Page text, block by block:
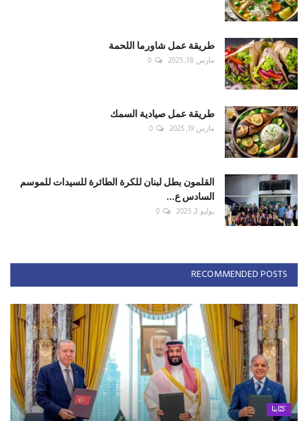
طريقة عمل شاورما اللحمة
مارس 18, 2025 0
طريقة عمل صيادية السمك
مارس 19, 2025 0
القلمون بطل لبنان للكرة الطائرة للسيدات للموسم
السادس ع...
يوليو 3, 2025 0
RECOMMENDED POSTS
كتّابنا